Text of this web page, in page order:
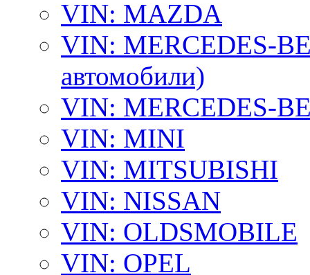
VIN: MAZDA
VIN: MERCEDES-
автомобили)
VIN: MERCEDES-
VIN: MINI
VIN: MITSUBISHI
VIN: NISSAN
VIN: OLDSMOBILE
VIN: OPEL